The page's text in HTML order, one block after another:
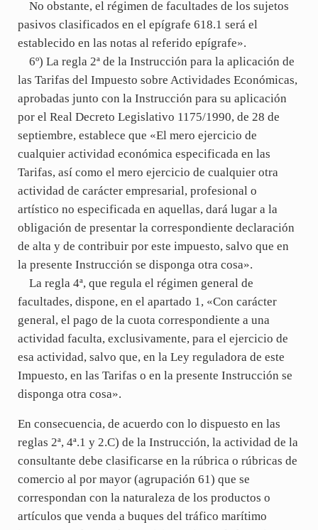
No obstante, el régimen de facultades de los sujetos
pasivos clasificados en el epígrafe 618.1 será el
establecido en las notas al referido epígrafe».
6º) La regla 2ª de la Instrucción para la aplicación de
las Tarifas del Impuesto sobre Actividades Económicas,
aprobadas junto con la Instrucción para su aplicación
por el Real Decreto Legislativo 1175/1990, de 28 de
septiembre, establece que «El mero ejercicio de
cualquier actividad económica especificada en las
Tarifas, así como el mero ejercicio de cualquier otra
actividad de carácter empresarial, profesional o
artístico no especificada en aquellas, dará lugar a la
obligación de presentar la correspondiente declaración
de alta y de contribuir por este impuesto, salvo que en
la presente Instrucción se disponga otra cosa».
La regla 4ª, que regula el régimen general de
facultades, dispone, en el apartado 1, «Con carácter
general, el pago de la cuota correspondiente a una
actividad faculta, exclusivamente, para el ejercicio de
esa actividad, salvo que, en la Ley reguladora de este
Impuesto, en las Tarifas o en la presente Instrucción se
disponga otra cosa».
En consecuencia, de acuerdo con lo dispuesto en las
reglas 2ª, 4ª.1 y 2.C) de la Instrucción, la actividad de la
consultante debe clasificarse en la rúbrica o rúbricas de
comercio al por mayor (agrupación 61) que se
correspondan con la naturaleza de los productos o
artículos que venda a buques del tráfico marítimo